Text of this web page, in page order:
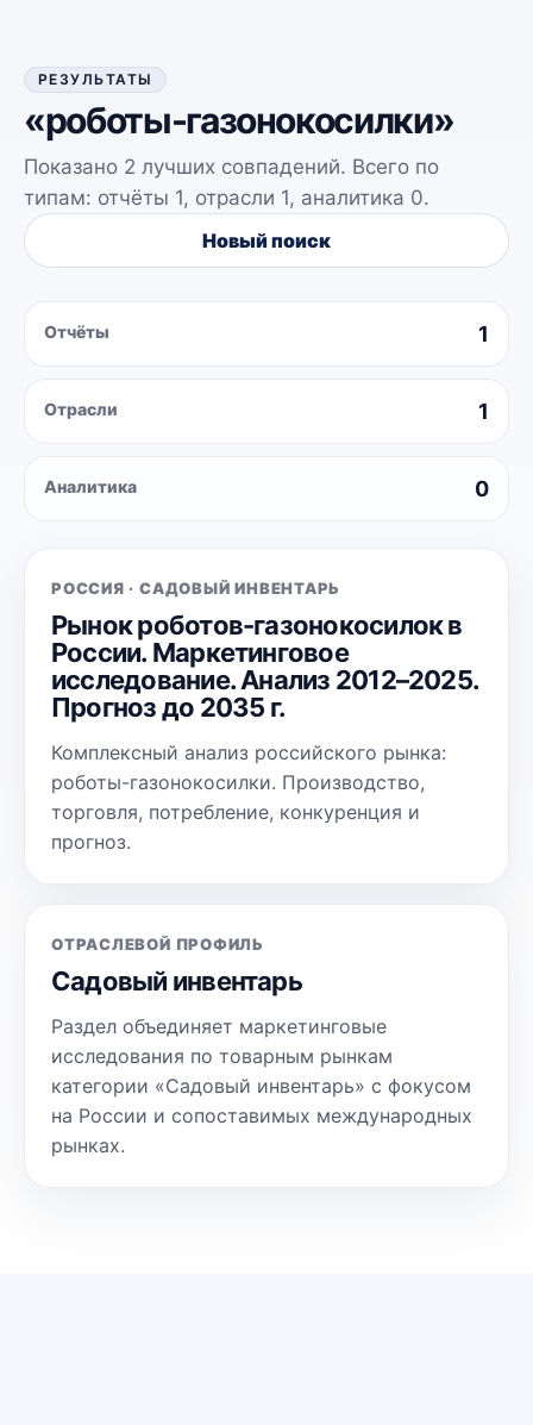
РЕЗУЛЬТАТЫ
«роботы-газонокосилки»
Показано 2 лучших совпадений. Всего по
типам: отчёты 1, отрасли 1, аналитика 0.
Новый поиск
Отчёты 1
Отрасли 1
Аналитика 0
РОССИЯ · САДОВЫЙ ИНВЕНТАРЬ
Рынок роботов-газонокосилок в
России. Маркетинговое
исследование. Анализ 2012–2025.
Прогноз до 2035 г.
Комплексный анализ российского рынка:
роботы-газонокосилки. Производство,
торговля, потребление, конкуренция и
прогноз.
ОТРАСЛЕВОЙ ПРОФИЛЬ
Садовый инвентарь
Раздел объединяет маркетинговые
исследования по товарным рынкам
категории «Садовый инвентарь» с фокусом
на России и сопоставимых международных
рынках.